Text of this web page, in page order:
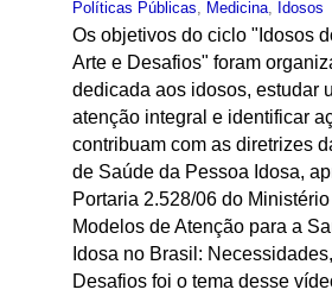
Políticas Públicas
Medicina, Idosos
Os objetivos do ciclo "Idosos
Arte e Desafios" foram
dedicada aos idosos, estudar
atenção integral e identificar
contribuam com as diretrizes
de Saúde da Pessoa Idosa,
Portaria 2.528/06 do
Modelos de Atenção para a
Idosa no Brasil:
Desafios foi o tema desse